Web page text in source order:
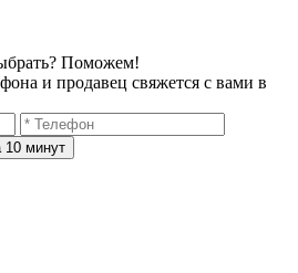
Поможем!
и продавец свяжется с вами в
10 минут